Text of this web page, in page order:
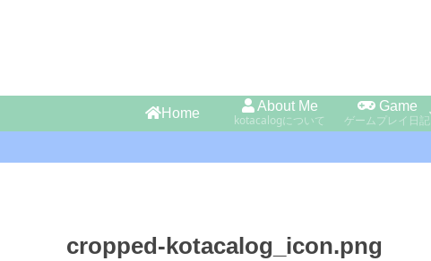
Home
About Me
kotacalogについて
Game
ゲームプレイ日記
cropped-kotacalog_icon.png